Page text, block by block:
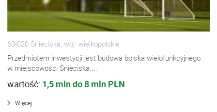
63-020 Śnieciska, woj. wielkopolskie
Przedmiotem inwestycji jest budowa boiska wielofunkcyjnego
w miejscowości Śnieciska....
wartość: 1,5 mln do 8 mln PLN
Więcej